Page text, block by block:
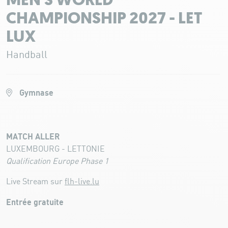
CHAMPIONSHIP 2027 - LET
LUX
Handball
Gymnase
MATCH ALLER
LUXEMBOURG - LETTONIE
Qualification Europe Phase 1
Live Stream sur flh-live.lu
Entrée gratuite